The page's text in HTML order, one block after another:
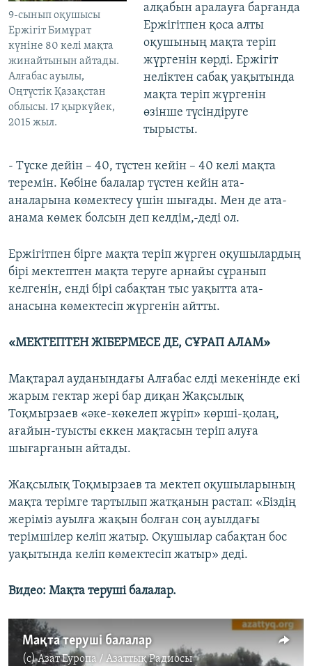
9-сынып оқушысы
Ержігіт Бимұрат
күніне 80 келі мақта
жинайтынын айтады.
Алғабас ауылы,
Оңтүстік Қазақстан
облысы. 17 қыркүйек,
2015 жыл.
алқабын аралауға барғанда
Ержігітпен қоса алты
оқушының мақта теріп
жүргенін көрді. Ержігіт
неліктен сабақ уақытында
мақта теріп жүргенін
өзінше түсіндіруге
тырысты.
- Түске дейін – 40, түстен кейін – 40 келі мақта
теремін. Көбіне балалар түстен кейін ата-
аналарына көмектесу үшін шығады. Мен де ата-
анама көмек болсын деп келдім,-деді ол.
Ержігітпен бірге мақта теріп жүрген оқушылардың
бірі мектептен мақта теруге арнайы сұранып
келгенін, енді бірі сабақтан тыс уақытта ата-
анасына көмектесіп жүргенін айтты.
«МЕКТЕПТЕН ЖІБЕРМЕСЕ ДЕ, СҰРАП АЛАМ»
Мақтарал ауданындағы Алғабас елді мекенінде екі
жарым гектар жері бар диқан Жақсылық
Тоқмырзаев «әке-көкелеп жүріп» көрші-қолаң,
ағайын-туысты еккен мақтасын теріп алуға
шығарғанын айтады.
Жақсылық Тоқмырзаев та мектеп оқушыларының
мақта терімге тартылып жатқанын растап: «Біздің
жеріміз ауылға жақын болған соң ауылдағы
терімшілер келіп жатыр. Оқушылар сабақтан бос
уақытында келіп көмектесіп жатыр» деді.
Видео: Мақта теруші балалар.
Мақта теруші балалар
(c)Азат Еуропа / Азаттық Радиосы